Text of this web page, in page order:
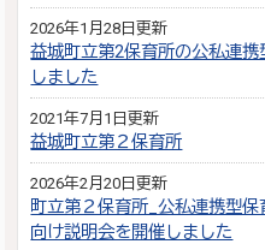
2026年1月28日更新
益城町立第2保育所の公私連
しました
2021年7月1日更新
益城町立第２保育所
2026年2月20日更新
町立第２保育所_公私連携型
向け説明会を開催しました